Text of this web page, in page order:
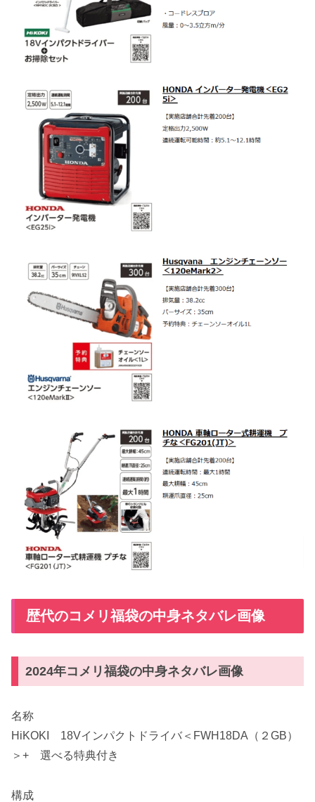
歴代のコメリ福袋の中身ネタバレ画像
2024年コメリ福袋の中身ネタバレ画像
名称
HiKOKI 18Vインパクトドライバ＜FWH18DA（２GB）
＞+ 選べる特典付き
構成